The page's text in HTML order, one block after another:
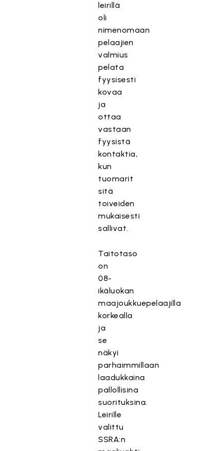
leirillä
oli
nimenomaan
pelaajien
valmius
pelata
fyysisesti
kovaa
ja
ottaa
vastaan
fyysistä
kontaktia,
kun
tuomarit
sitä
toiveiden
mukaisesti
sallivat.
Taitotaso
on
08-
ikäluokan
maajoukkuepelaajilla
korkealla
ja
se
näkyi
parhaimmillaan
laadukkaina
pallollisina
suorituksina.
Leirille
valittu
SSRA:n